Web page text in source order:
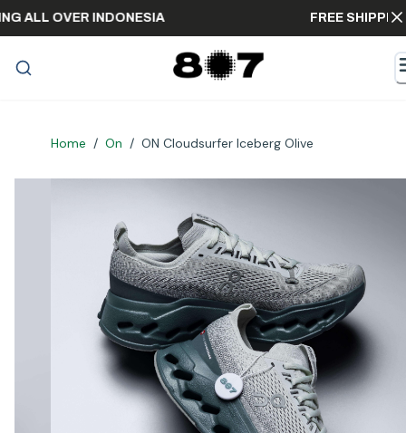
ALL OVER INDONESIA FREE
Home / On / ON Cloudsurfer Iceberg Olive